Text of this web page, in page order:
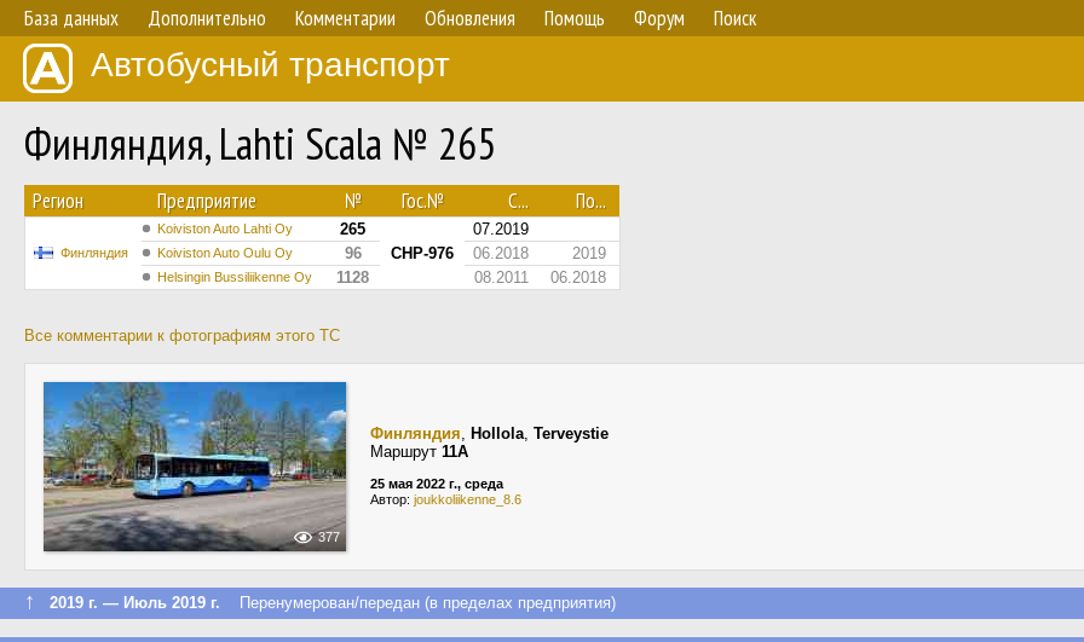
База данных Дополнительно Комментарии Обновления Помощь Форум Поиск
Автобусный транспорт
Финляндия, Lahti Scala № 265
Регион Предприятие № Гос.№ С... По...
Финляндия
Koiviston Auto Lahti Oy
265
CHP-976
07.2019
Koiviston Auto Oulu Oy 96 06.2018 2019
Helsingin Bussiliikenne Oy 1128 08.2011 06.2018
Все комментарии к фотографиям этого ТС
377
Финляндия, Hollola, Terveystie
Маршрут 11A
25 мая 2022 г., среда
Автор: joukkoliikenne_8.6
↑ 2019 г. — Июль 2019 г. Перенумерован/передан (в пределах предприятия)